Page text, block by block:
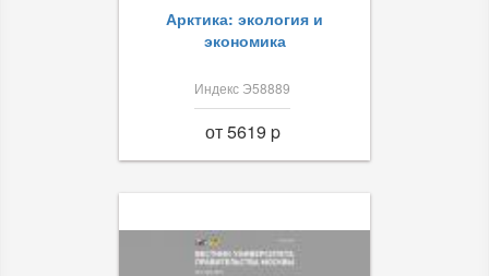
Арктика: экология и
экономика
Индекс Э58889
от 5619 p